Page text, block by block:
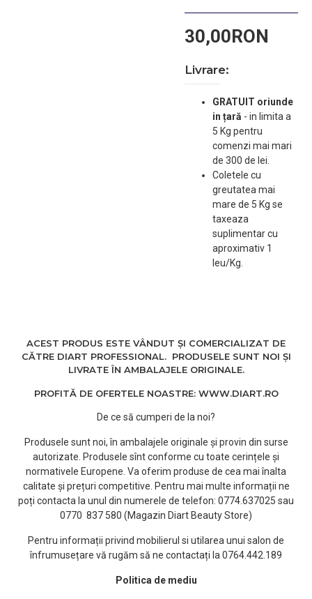
30,00RON
Livrare:
GRATUIT oriunde
in țară - in limita a
5 Kg pentru
comenzi mai mari
de 300 de lei.
Coletele cu
greutatea mai
mare de 5 Kg se
taxeaza
suplimentar cu
aproximativ 1
leu/Kg.
ACEST PRODUS ESTE VÂNDUT ȘI COMERCIALIZAT DE
CĂTRE DIART PROFESSIONAL. PRODUSELE SUNT NOI ȘI
LIVRATE ÎN AMBALAJELE ORIGINALE.
PROFITĂ DE OFERTELE NOASTRE: WWW.DIART.RO
De ce să cumperi de la noi?
Produsele sunt noi, în ambalajele originale și provin din surse
autorizate. Produsele sînt conforme cu toate cerințele și
normativele Europene. Va oferim produse de cea mai înalta
calitate și prețuri competitive. Pentru mai multe informații ne
poți contacta la unul din numerele de telefon: 0774.637025 sau
0770 837 580 (Magazin Diart Beauty Store)
Pentru informații privind mobilierul si utilarea unui salon de
înfrumusețare vă rugăm să ne contactați la 0764.442.189
Politica de mediu